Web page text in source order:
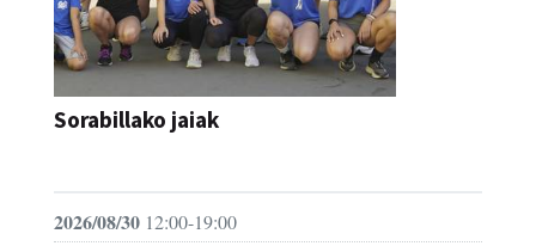
Sorabillako jaiak
2026/08/30 12:00-19:00